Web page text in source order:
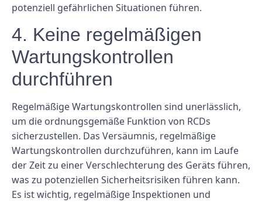
potenziell gefährlichen Situationen führen.
4. Keine regelmäßigen
Wartungskontrollen
durchführen
Regelmäßige Wartungskontrollen sind unerlässlich,
um die ordnungsgemäße Funktion von RCDs
sicherzustellen. Das Versäumnis, regelmäßige
Wartungskontrollen durchzuführen, kann im Laufe
der Zeit zu einer Verschlechterung des Geräts führen,
was zu potenziellen Sicherheitsrisiken führen kann.
Es ist wichtig, regelmäßige Inspektionen und